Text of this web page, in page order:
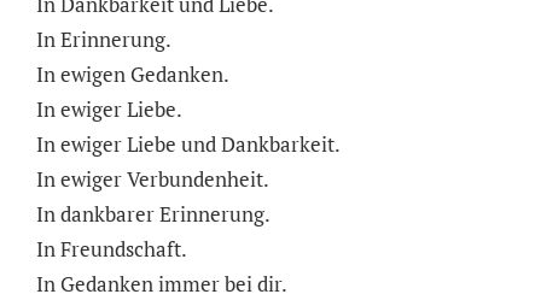
In Erinnerung.
In ewigen Gedanken.
In ewiger Liebe.
In ewiger Liebe und Dankbarkeit.
In ewiger Verbundenheit.
In dankbarer Erinnerung.
In Freundschaft.
In Gedanken immer bei dir.